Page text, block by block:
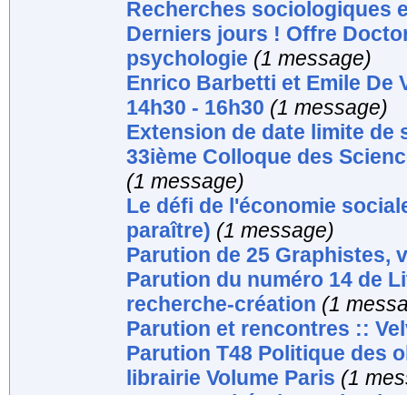
Recherches sociologiques
Derniers jours ! Offre
psychologie (1 message)
Enrico Barbetti et Emile De
14h30 - 16h30 (1 message)
Extension de date limite de
33ième Colloque des
(1 message)
Le défi de l'économie
paraître) (1 message)
Parution de 25 Graphistes,
Parution du numéro 14 de
recherche-création (1
Parution et rencontres ::
Parution T48 Politique des
librairie Volume Paris (1